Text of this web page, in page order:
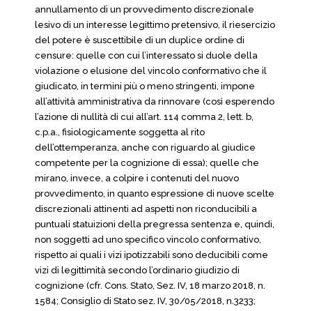
annullamento di un provvedimento discrezionale
lesivo di un interesse legittimo pretensivo, il riesercizio
del potere è suscettibile di un duplice ordine di
censure: quelle con cui l’interessato si duole della
violazione o elusione del vincolo conformativo che il
giudicato, in termini più o meno stringenti, impone
all’attività amministrativa da rinnovare (così esperendo
l’azione di nullità di cui all’art. 114 comma 2, lett. b,
c.p.a., fisiologicamente soggetta al rito
dell’ottemperanza, anche con riguardo al giudice
competente per la cognizione di essa); quelle che
mirano, invece, a colpire i contenuti del nuovo
provvedimento, in quanto espressione di nuove scelte
discrezionali attinenti ad aspetti non riconducibili a
puntuali statuizioni della pregressa sentenza e, quindi,
non soggetti ad uno specifico vincolo conformativo,
rispetto ai quali i vizi ipotizzabili sono deducibili come
vizi di legittimità secondo l’ordinario giudizio di
cognizione (cfr. Cons. Stato, Sez. IV, 18 marzo 2018, n.
1584; Consiglio di Stato sez. IV, 30/05/2018, n.3233;